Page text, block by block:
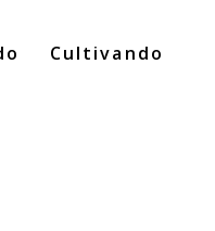
Cultivando